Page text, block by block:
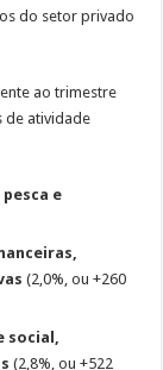
do setor privado
ao trimestre
de atividade
e
(2,0%, ou +260
social,
(2,8%, ou +522